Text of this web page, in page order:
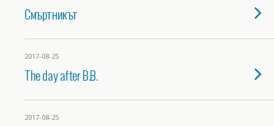
Смъртникът
2017-08-25
The day after B.B.
2017-08-25